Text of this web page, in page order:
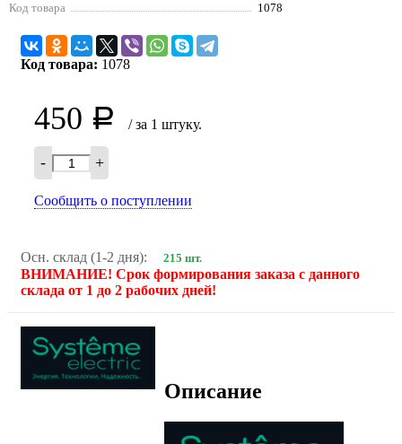
Код товара
1078
Код товара: 1078
450 Р / за 1 штуку.
- +
Сообщить о поступлении
Осн. склад (1-2 дня): 215 шт.
ВНИМАНИЕ! Срок формирования заказа с данного
склада от 1 до 2 рабочих дней!
Описание